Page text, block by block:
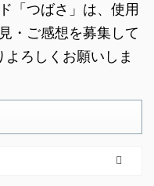
「つばさ」は、使用
・ご感想を募集して
よろしくお願いしま